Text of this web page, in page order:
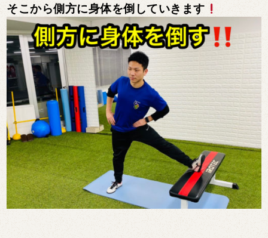
そこから側方に身体を倒していきます